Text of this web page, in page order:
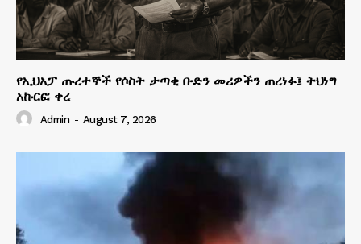
የኢህአፓ ጡረተኞች የሶስት ታጣቂ ቡድን መሪዎችን ጠረነፉ፤ ትህነግ
አኩርፎ ቀረ
Admin - August 7, 2026